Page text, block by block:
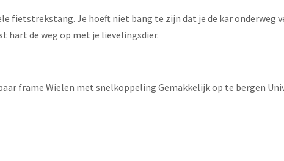
fietstrekstang. Je hoeft niet bang te zijn dat je de kar onderweg
hart de weg op met je lievelingsdier.
frame Wielen met snelkoppeling Gemakkelijk op te bergen